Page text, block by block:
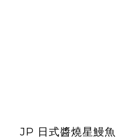
JP 日式醬燒星鰻魚